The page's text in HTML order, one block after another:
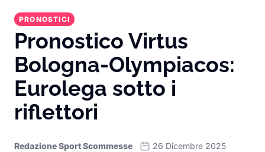
PRONOSTICI
Pronostico Virtus
Bologna-Olympiacos:
Eurolega sotto i
riflettori
Redazione Sport Scommesse 26 Dicembre 2025